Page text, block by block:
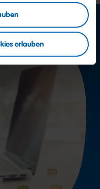
erlauben